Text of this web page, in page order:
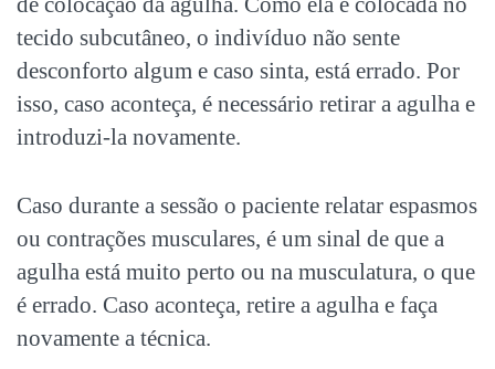
tecido subcutâneo, o indivíduo não sente
desconforto algum e caso sinta, está errado. Por
isso, caso aconteça, é necessário retirar a agulha e
introduzi-la novamente.
Caso durante a sessão o paciente relatar espasmos
ou contrações musculares, é um sinal de que a
agulha está muito perto ou na musculatura, o que
é errado. Caso aconteça, retire a agulha e faça
novamente a técnica.